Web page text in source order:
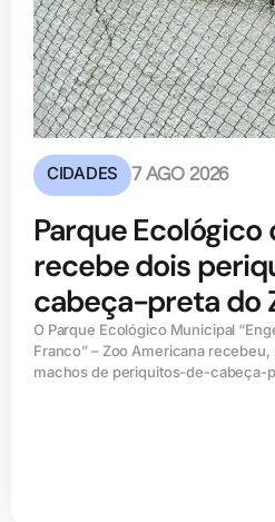
CIDADES 7 AGO 2026
Parque
recebe dois
cabeça-preta do
O Parque Ecológico Municipal
Franco” – Zoo Americana
machos de periquitos-de-cabeça-